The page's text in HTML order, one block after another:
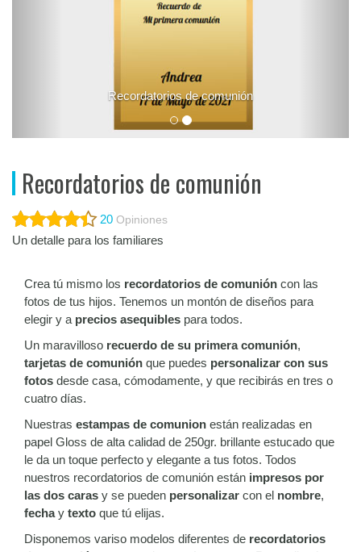
Recordatorios de comunión
Recordatorios de comunión
20 Opiniones
Un detalle para los familiares
Crea tú mismo los recordatorios de comunión con las
fotos de tus hijos. Tenemos un montón de diseños para
elegir y a precios asequibles para todos.
Un maravilloso recuerdo de su primera comunión,
tarjetas de comunión que puedes personalizar con sus
fotos desde casa, cómodamente, y que recibirás en tres o
cuatro días.
Nuestras estampas de comunion están realizadas en
papel Gloss de alta calidad de 250gr. brillante estucado que
le da un toque perfecto y elegante a tus fotos. Todos
nuestros recordatorios de comunión están impresos por
las dos caras y se pueden personalizar con el nombre,
fechay texto que tú elijas.
Disponemos variso modelos diferentes de recordatorios